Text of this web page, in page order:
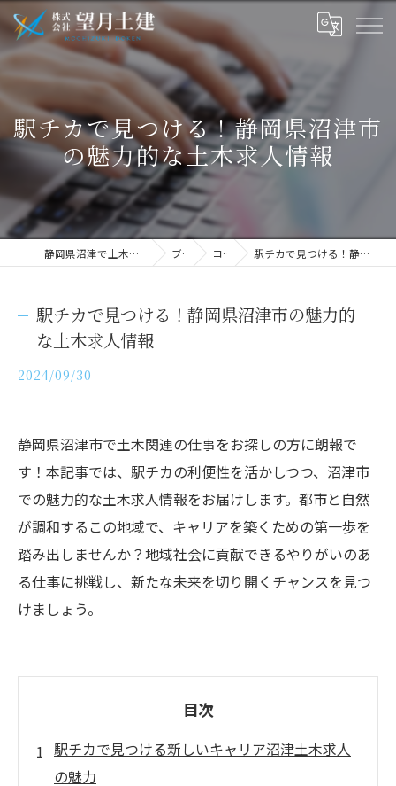
駅チカで見つける！静岡県沼津市
の魅力的な土木求人情報
静岡県沼津で土木の求人なら株式会社望月土建 ブログ コラム 駅チカで見つける！静岡県沼津市の魅力的な土木求人情報
駅チカで見つける！静岡県沼津市の魅力的
な土木求人情報
2024/09/30
静岡県沼津市で土木関連の仕事をお探しの方に朗報で
す！本記事では、駅チカの利便性を活かしつつ、沼津市
での魅力的な土木求人情報をお届けします。都市と自然
が調和するこの地域で、キャリアを築くための第一歩を
踏み出しませんか？地域社会に貢献できるやりがいのあ
る仕事に挑戦し、新たな未来を切り開くチャンスを見つ
けましょう。
目次
駅チカで見つける新しいキャリア沼津土木求人
の魅力